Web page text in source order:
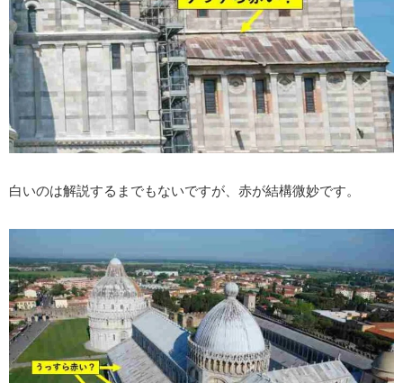
白いのは解説するまでもないですが、赤が結構微妙です。